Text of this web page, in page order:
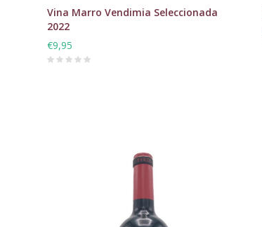
Vina Marro Vendimia Seleccionada
2022
€9,95